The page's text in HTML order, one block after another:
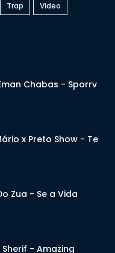
Trap Video
Chabas - Sporrv
x Preto Show - Te
Zua - Se a Vida
- Amazing